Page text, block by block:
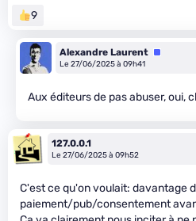
9
Alexandre Laurent Équipe
Le 27/06/2025 à 09h41
Aux éditeurs de pas abuser, oui,
127.0.0.1
Le 27/06/2025 à 09h52
C'est ce qu'on voulait: davantage
paiement/pub/consentement